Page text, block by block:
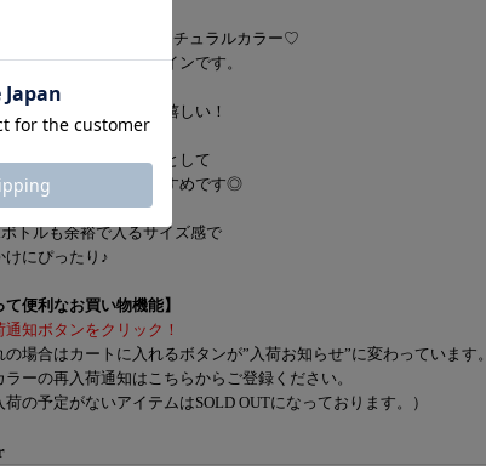
のお洋服と相性抜群なナチュラルカラー♡
のポイントになるデザインです。
に荷物が沢山入るのが嬉しい！
畳めるのでエコバッグとして
に入れておくのもおすすめです◎
トルも余裕で入るサイズ感で
けにぴったり♪
て便利なお買い物機能】
通知ボタンをクリック！
の場合はカートに入れるボタンが”入荷お知らせ”に変わっています。
ラーの再入荷通知はこちらからご登録ください。
荷の予定がないアイテムはSOLD OUTになっております。）